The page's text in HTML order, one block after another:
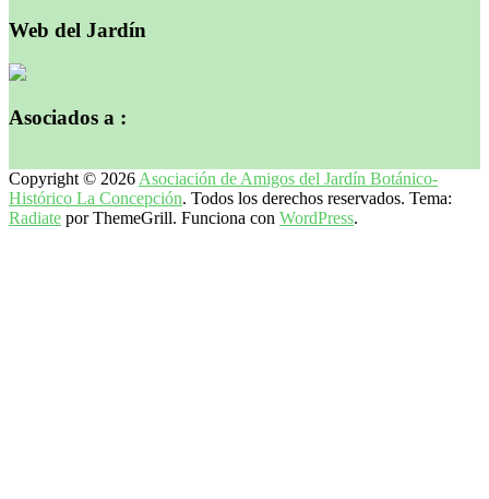
Web del Jardín
Asociados a :
Copyright © 2026 Asociación de Amigos del Jardín Botánico-
Histórico La Concepción. Todos los derechos reservados. Tema:
Radiate por ThemeGrill. Funciona con WordPress.